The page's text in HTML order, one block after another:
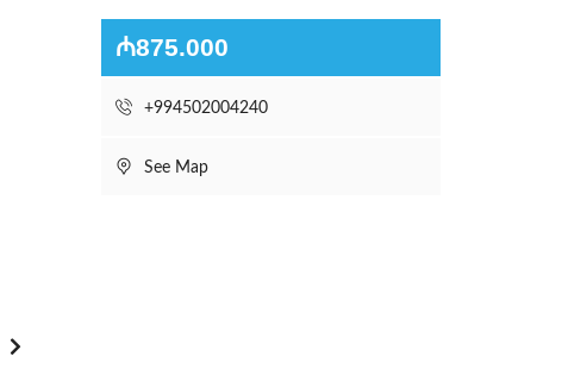
₼875.000
+994502004240
See Map